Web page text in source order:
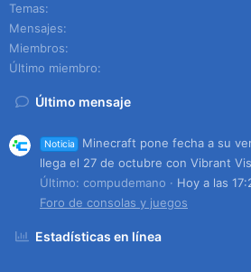
Temas
Mensajes
Miembros
Último miembro
Último mensaje
Noticia
Minecraft pone fecha a su
llega el 27 de octubre con Vibrant
Último: compudemano
Hoy a las
Foro de consolas y juegos
Estadísticas en línea